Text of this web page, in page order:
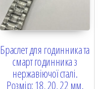
Браслет для годинника та
смарт годинника з
нержавіючої сталі.
Розмір: 18, 20, 22 мм.